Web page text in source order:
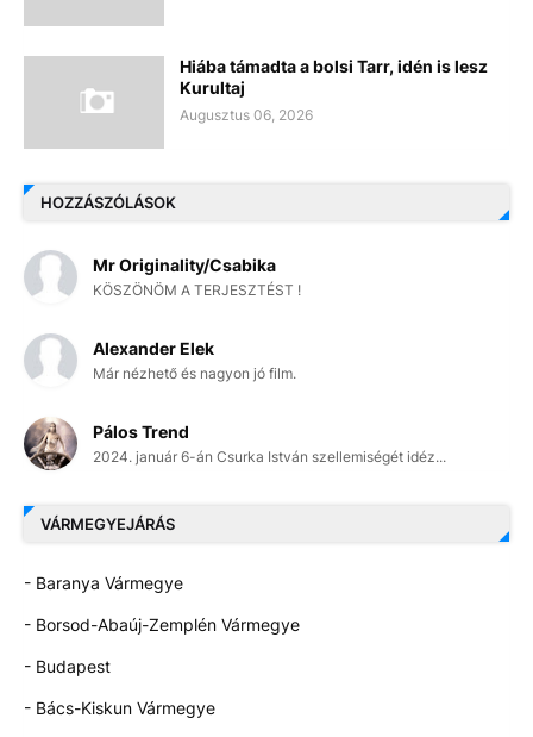
Hiába támadta a bolsi Tarr, idén is lesz
Kurultaj
Augusztus 06, 2026
HOZZÁSZÓLÁSOK
Mr Originality/Csabika
KÖSZÖNÖM A TERJESZTÉST !
Alexander Elek
Már nézhető és nagyon jó film.
Pálos Trend
2024. január 6-án Csurka István szellemiségét idéz...
VÁRMEGYEJÁRÁS
- Baranya Vármegye
- Borsod-Abaúj-Zemplén Vármegye
- Budapest
- Bács-Kiskun Vármegye